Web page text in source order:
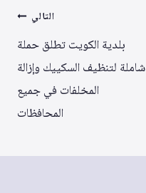
التالي
بلدية الكويت تطلق حملة
شاملة لتنظيف السكييك وإزالة
المخلفات في جميع
المحافظات